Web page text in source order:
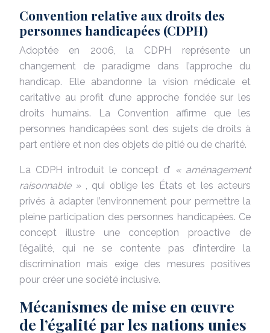
Convention relative aux droits des
personnes handicapées (CDPH)
Adoptée en 2006, la CDPH représente un
changement de paradigme dans l’approche du
handicap. Elle abandonne la vision médicale et
caritative au profit d’une approche fondée sur les
droits humains. La Convention affirme que les
personnes handicapées sont des sujets de droits à
part entière et non des objets de pitié ou de charité.
La CDPH introduit le concept d’ « aménagement
raisonnable »
, qui oblige les États et les acteurs
privés à adapter l’environnement pour permettre la
pleine participation des personnes handicapées. Ce
concept illustre une conception proactive de
l’égalité, qui ne se contente pas d’interdire la
discrimination mais exige des mesures positives
pour créer une société inclusive.
Mécanismes de mise en œuvre
de l’égalité par les nations unies